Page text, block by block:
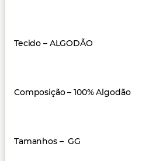
Tecido – ALGODÃO
Composição – 100% Algodão
Tamanhos – GG